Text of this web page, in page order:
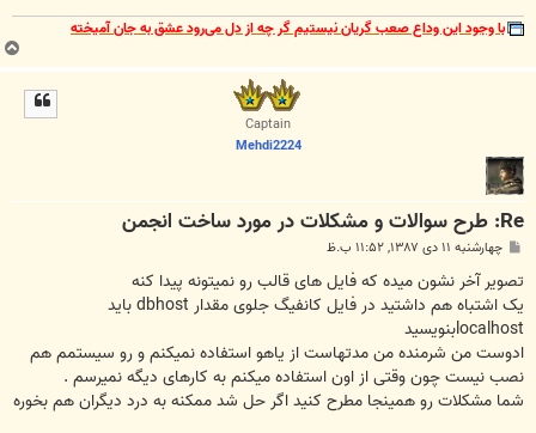
با وجود این وداع صعب گریان نیستیم گر چه از دل می‌رود عشق به جان آمیخته
ب
ا
Captain
Mehdi2224
Re: طرح سوالات و مشکلات در مورد ساخت انجمن
پ
ت
چهارشنبه ۱۱ دی ۱۳۸۷, ۱۱:۵۲ ب.ظ
تصویر آخر نشون میده که فایل های قالب رو نمیتونه پیدا کنه
یک اشتباه هم داشتید در فایل کانفیگ جلوی مقدار dbhost باید
localhostبنویسید
ادوست من شرمنده من مدتهاست از یاهو استفاده نمیکنم و رو سیستمم هم
نصب نیست چون وقتی از اون استفاده میکنم به کارهای دیگه نمیرسم .
شما مشکلات رو همینجا مطرح کنید اگر حل شد ممکنه به درد دیگران هم بخوره